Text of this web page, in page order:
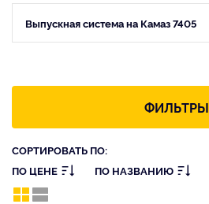
Выпускная система на Камаз 7405
ФИЛЬТРЫ
СОРТИРОВАТЬ ПО:
ПО ЦЕНЕ
ПО НАЗВАНИЮ